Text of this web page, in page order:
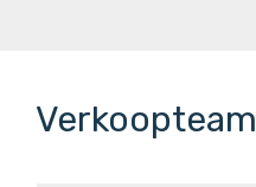
Verkoopteam